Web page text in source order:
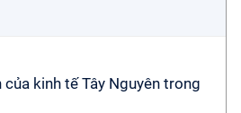
kinh tế Tây Nguyên trong